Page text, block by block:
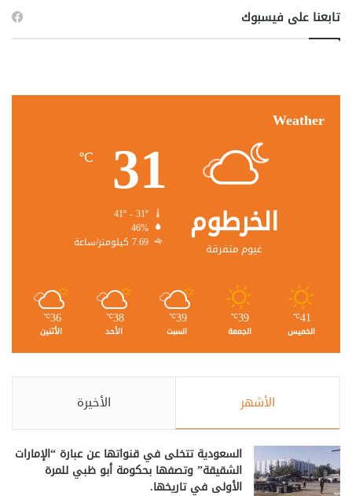
تابعنا على فيسبوك
Weather
الخرطوم
غيوم متفرقة
31
℃
46%
7.69 كيلومتر/ساعة
41
℃
الخميس
39
℃
الجمعة
39
℃
السبت
38
℃
الأحد
36
℃
الأثنين
الأشهر الأخيرة
السعودية تتخلى في قنواتها عن عبارة “الإمارات
الشقيقة” وتصفها بحكومة أبو ظبي للمرة
الأولى في تاريخها.